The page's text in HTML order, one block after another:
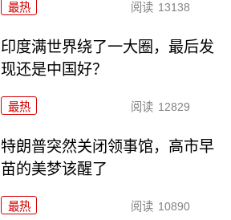
最热 阅读 13138
印度满世界绕了一大圈，最后发
现还是中国好？
最热 阅读 12829
特朗普突然关闭领事馆，高市早
苗的美梦该醒了
最热 阅读 10890